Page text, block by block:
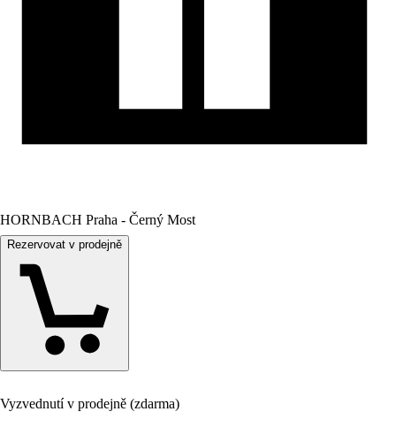
HORNBACH Praha - Černý Most
Rezervovat v prodejně
Vyzvednutí v prodejně (zdarma)